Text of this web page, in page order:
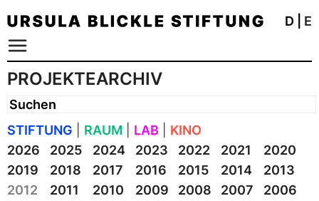
D E
PROJEKTEARCHIV
STIFTUNG RAUM LAB
KINO
2026
2025 2024 2023 2022 2021
2020
2019
2018 2017 2016 2015 2014
2013
2012
2011 2010 2009 2008 2007
2006